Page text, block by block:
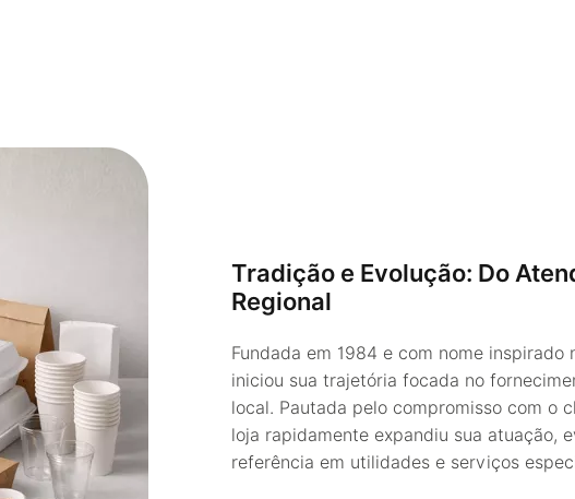
Tradição e Evolução: Do
Regional
Fundada em 1984 e com nome
iniciou sua trajetória focada no
local. Pautada pelo compromisso com o
loja rapidamente expandiu sua atuação,
referência em utilidades e serviços